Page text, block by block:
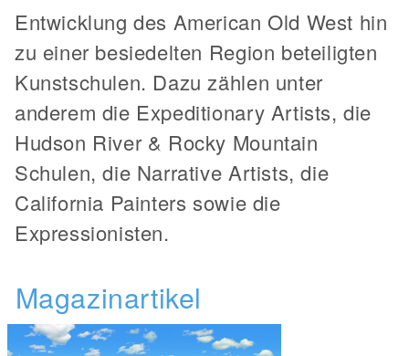
Entwicklung des American Old West hin
zu einer besiedelten Region beteiligten
Kunstschulen. Dazu zählen unter
anderem die Expeditionary Artists, die
Hudson River & Rocky Mountain
Schulen, die Narrative Artists, die
California Painters sowie die
Expressionisten.
Magazinartikel